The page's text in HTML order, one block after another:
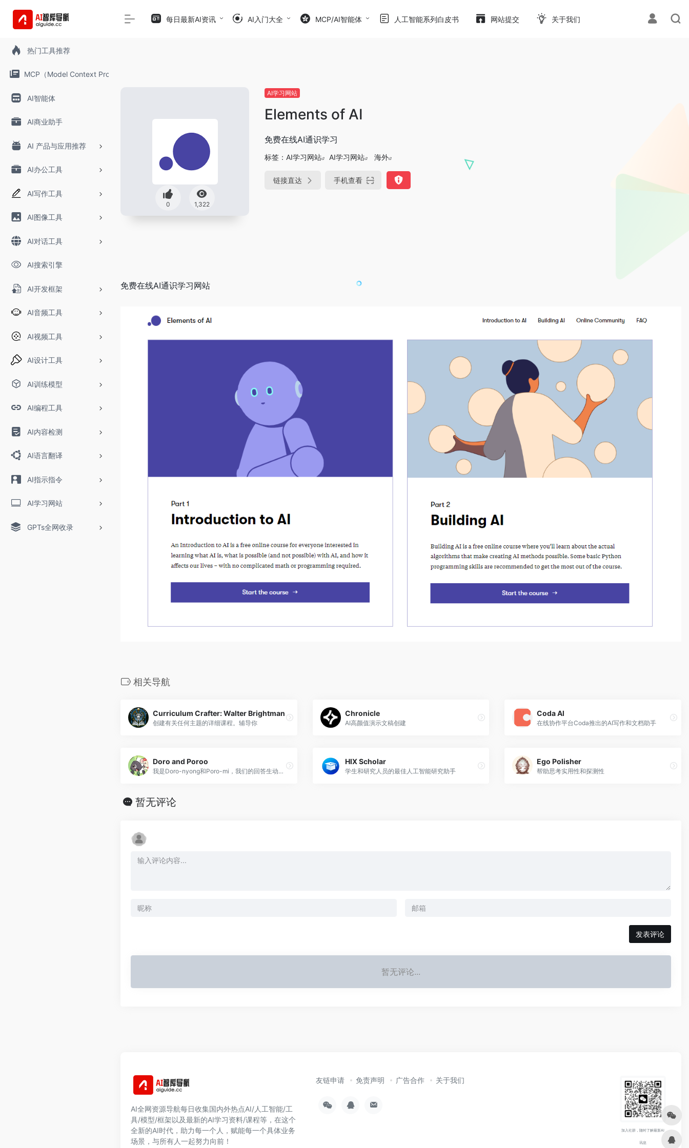
热门工具推荐
MCP（Model Context Protocol）
AI智能体
AI商业助手
AI 产品与应用推荐
AI办公工具
AI写作工具
AI图像工具
AI对话工具
AI搜索引擎
AI开发框架
AI音频工具
AI视频工具
AI设计工具
AI训练模型
AI编程工具
AI内容检测
AI语言翻译
AI指示指令
AI学习网站
GPTs全网收录
每日最新AI资讯 AI入门大全 MCP/AI智能体 人工智能系列白皮书 网站提交 关于我们
0 1,322
AI学习网站
Elements of AI
免费在线AI通识学习
标签： AI学习网站 AI学习网站 海外
链接直达 手机查看
免费在线AI通识学习网站
相关导航
Curriculum Crafter: Walter Brightman
创建有关任何主题的详细课程。辅导你
Chronicle
AI高颜值演示文稿创建
Coda Al
在线协作平台Coda推出的AI写作和文档助手
Doro and Poroo
我是Doro-nyong和Poro-mi，我们的回答生动而清晰。
HIX Scholar
学生和研究人员的最佳人工智能研究助手
Ego Polisher
帮助思考实用性和探测性
暂无评论
发表评论
暂无评论...
AI全网资源导航每日收集国内外热点AI/人工智能/工
具/模型/框架以及最新的AI学习资料/课程等，在这个
全新的AI时代，助力每一个人，赋能每一个具体业务
场景，与所有人一起努力向前！
友链申请 免责声明 广告合作 关于我们
加入社群，随时了解最新AI
讯息